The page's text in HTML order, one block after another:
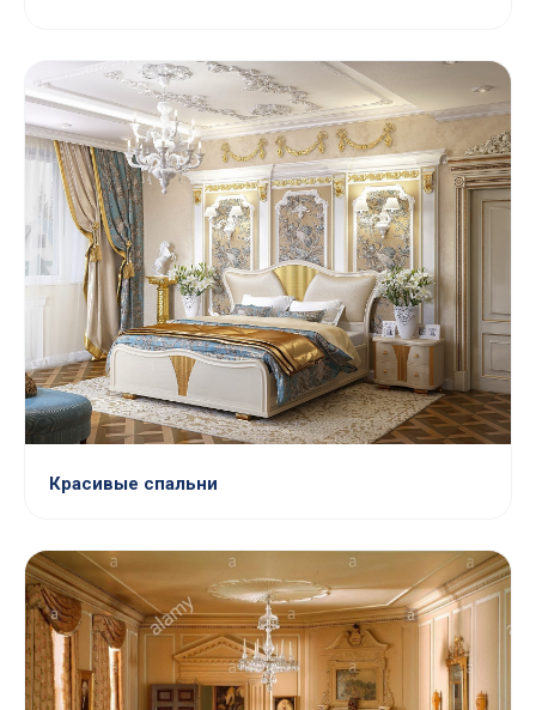
Красивые спальни